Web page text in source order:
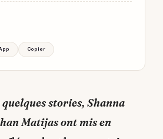
Copier
quelques stories, Shanna
Matijas ont mis en